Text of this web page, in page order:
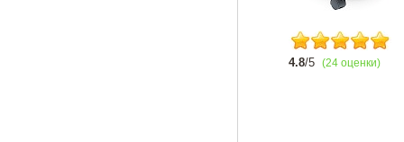
4.8/5 (24 оценки)